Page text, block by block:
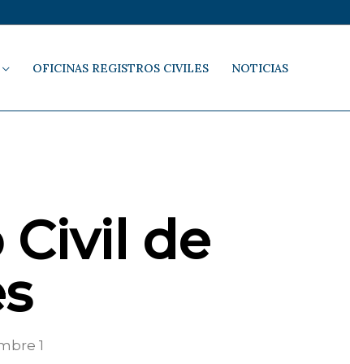
OFICINAS REGISTROS CIVILES NOTICIAS
Civil de
1